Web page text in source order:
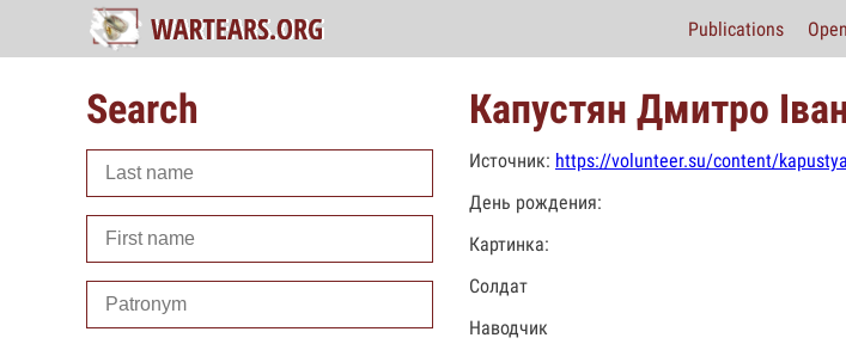
Publications
Search Капустян Дмитро
Источник: https://volunteer.su/content/
День рождения:
Картинка:
Солдат
Наводчик